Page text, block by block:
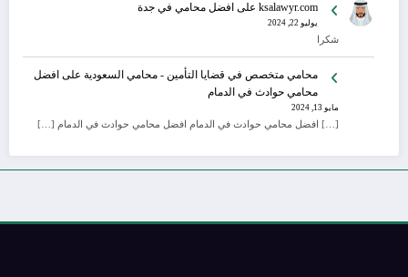
ksalawyr.com على افضل محامي في جدة
يوليو 22, 2024
شكرا
محامي متخصص في قضايا التأمين - محامي السعودية على افضل
محامي حوادث في الدمام
مايو 13, 2024
[…] افضل محامي حوادث في الدمام افضل محامي حوادث في الدمام […]